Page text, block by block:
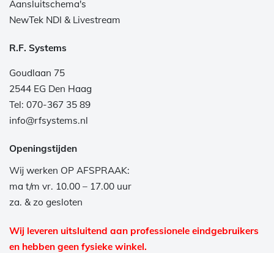
Aansluitschema's
NewTek NDI & Livestream
R.F. Systems
Goudlaan 75
2544 EG Den Haag
Tel: 070-367 35 89
info@rfsystems.nl
Openingstijden
Wij werken OP AFSPRAAK:
ma t/m vr. 10.00 – 17.00 uur
za. & zo gesloten
Wij leveren uitsluitend aan professionele eindgebruikers
en hebben geen fysieke winkel.